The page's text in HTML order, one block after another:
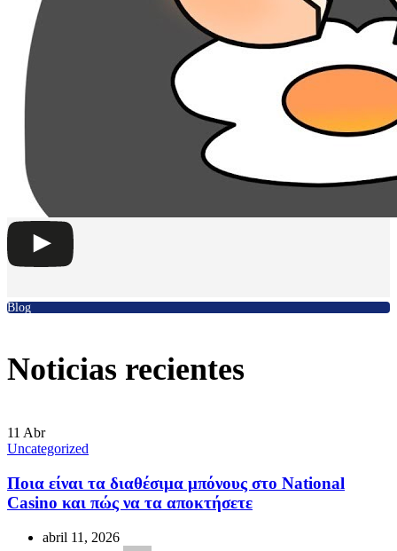
Blog
Noticias recientes
11 Abr
Uncategorized
Ποια είναι τα διαθέσιμα μπόνους στο National
Casino και πώς να τα αποκτήσετε
abril 11, 2026